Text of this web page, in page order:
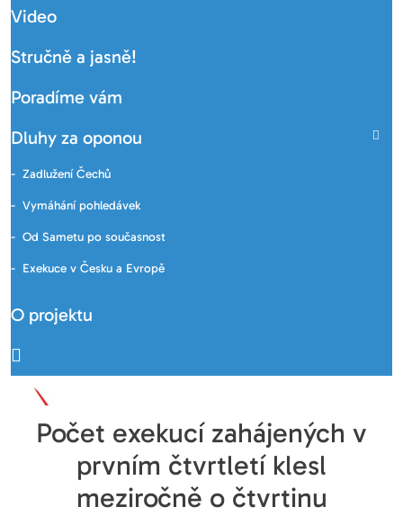
Video
Stručně a jasně!
Poradíme vám
Dluhy za oponou
Zadlužení Čechů
Vymáhání pohledávek
Od Sametu po současnost
Exekuce v Česku a Evropě
O projektu
Počet exekucí zahájených v
prvním čtvrtletí klesl
meziročně o čtvrtinu